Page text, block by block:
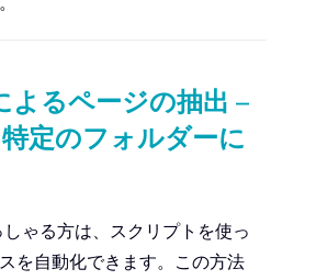
よるページの抽出 –
定のフォルダーに
ゃる方は、スクリプトを使っ
を自動化できます。この方法